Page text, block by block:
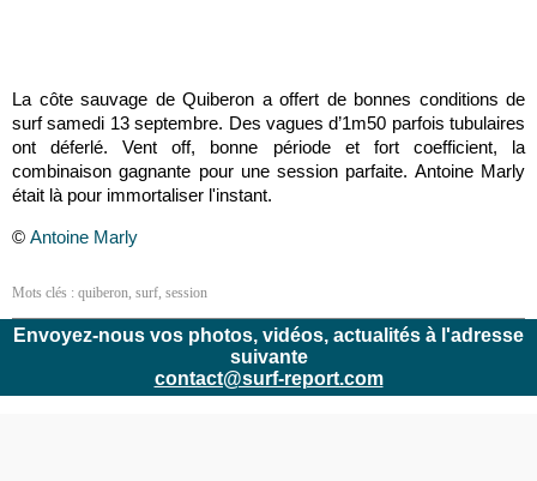
La côte sauvage de Quiberon a offert de bonnes conditions de
surf samedi 13 septembre. Des vagues d’1m50 parfois tubulaires
ont déferlé. Vent off, bonne période et fort coefficient, la
combinaison gagnante pour une session parfaite. Antoine Marly
était là pour immortaliser l'instant.
© Antoine Marly
Mots clés : quiberon surf session
Envoyez-nous vos photos, vidéos, actualités à l'adresse
suivante
contact@surf-report.com